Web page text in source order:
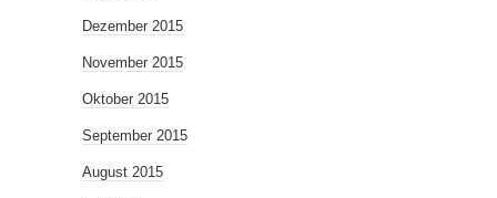
Dezember 2015
November 2015
Oktober 2015
September 2015
August 2015